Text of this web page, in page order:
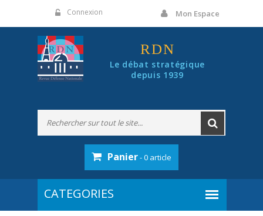
Connexion Mon Espace
RDN
Le débat stratégique
depuis 1939
Panier- 0 article